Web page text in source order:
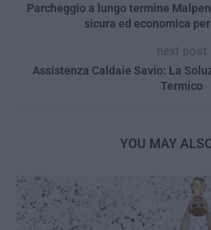
Parcheggio a lungo termine
sicura ed economica
next post
Assistenza Caldaie Savio: La
Termico
YOU MAY